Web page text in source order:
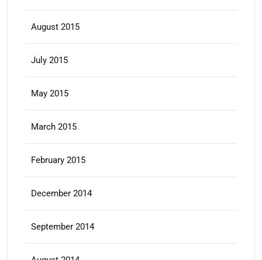
August 2015
July 2015
May 2015
March 2015
February 2015
December 2014
September 2014